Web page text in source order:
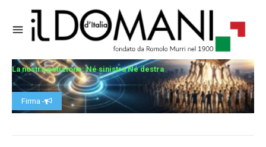
La nostra petizione: Né sinistra Né destra
Firma -